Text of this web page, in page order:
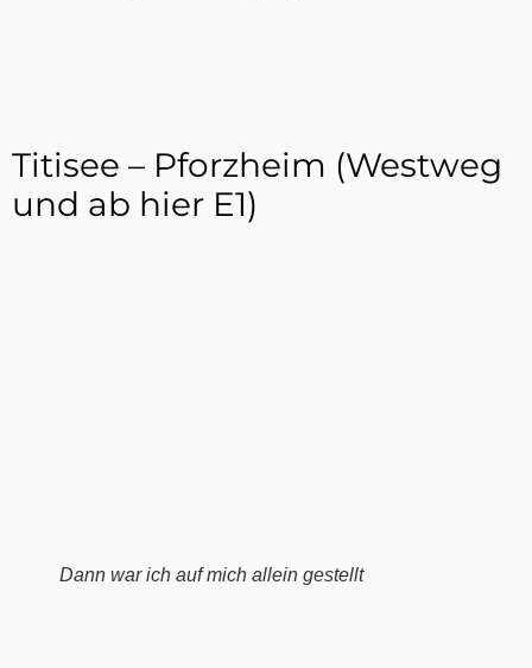
Titisee – Pforzheim (Westweg
und ab hier E1)
Dann war ich auf mich allein gestellt